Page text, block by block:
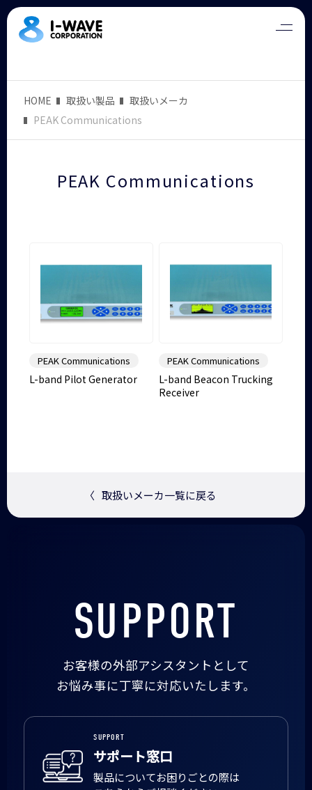
HOME 取扱い製品
取扱いメーカ
PEAK Communications
PEAK Communications
PEAK Communications
L-band Pilot Generator
PEAK Communications
L-band Beacon Trucking
Receiver
〈 取扱いメーカ一覧に戻る
SUPPORT
お客様の外部アシスタントとして
お悩み事に丁寧に対応いたします。
SUPPORT
サポート窓口
製品についてお困りごとの際は